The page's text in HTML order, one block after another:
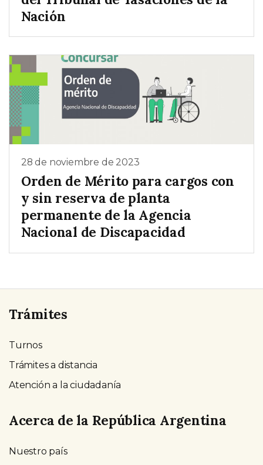
Nación
28 de noviembre de 2023
Orden de Mérito para cargos con
y sin reserva de planta
permanente de la Agencia
Nacional de Discapacidad
Trámites
Turnos
Trámites a distancia
Atención a la ciudadanía
Acerca de la República Argentina
Nuestro país